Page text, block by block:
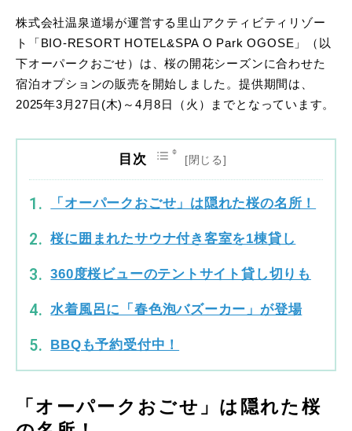
株式会社温泉道場が運営する里山アクティビティリゾー
ト「BIO-RESORT HOTEL&SPA O Park OGOSE」（以
下オーパークおごせ）は、桜の開花シーズンに合わせた
宿泊オプションの販売を開始しました。提供期間は、
2025年3月27日(木)～4月8日（火）までとなっています。
目次
「オーパークおごせ」は隠れた桜の名所！
桜に囲まれたサウナ付き客室を1棟貸し
360度桜ビューのテントサイト貸し切りも
水着風呂に「春色泡バズーカー」が登場
BBQも予約受付中！
「オーパークおごせ」は隠れた桜